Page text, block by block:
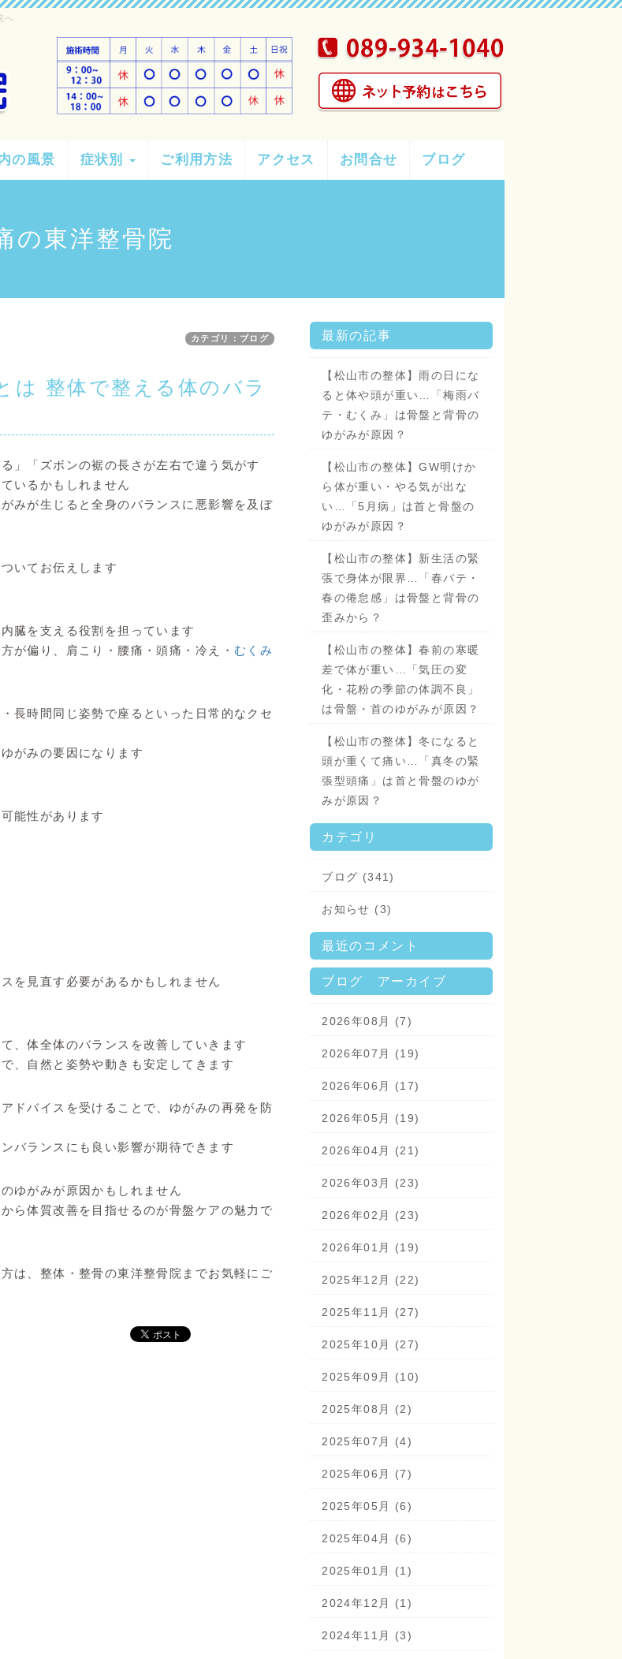
へ
の風景 症状別 ご利用方法 アクセス お問合せ ブログ
の東洋整骨院
カテゴリ：ブログ
は 整体で整える体のバラ
」「ズボンの裾の長さが左右で違う気がす
いるかもしれません
みが生じると全身のバランスに悪影響を及ぼ
いてお伝えします
臓を支える役割を担っています
が偏り、肩こり・腰痛・頭痛・冷え・ むくみ
長時間同じ姿勢で座るといった日常的なクセ
がみの要因になります
能性があります
を見直す必要があるかもしれません
、体全体のバランスを改善していきます
、自然と姿勢や動きも安定してきます
ドバイスを受けることで、ゆがみの再発を防
バランスにも良い影響が期待できます
ゆがみが原因かもしれません
ら体質改善を目指せるのが骨盤ケアの魅力で
は、整体・整骨の東洋整骨院までお気軽にご
最新の記事
【松山市の整体】雨の日にな
ると体や頭が重い…「梅雨バ
テ・むくみ」は骨盤と背骨の
ゆがみが原因？
【松山市の整体】GW明けか
ら体が重い・やる気が出な
い…「5月病」は首と骨盤の
ゆがみが原因？
【松山市の整体】新生活の緊
張で身体が限界…「春バテ・
春の倦怠感」は骨盤と背骨の
歪みから？
【松山市の整体】春前の寒暖
差で体が重い…「気圧の変
化・花粉の季節の体調不良」
は骨盤・首のゆがみが原因？
【松山市の整体】冬になると
頭が重くて痛い…「真冬の緊
張型頭痛」は首と骨盤のゆが
みが原因？
カテゴリ
ブログ (341)
お知らせ (3)
最近のコメント
ブログ アーカイブ
2026年08月 (7)
2026年07月 (19)
2026年06月 (17)
2026年05月 (19)
2026年04月 (21)
2026年03月 (23)
2026年02月 (23)
2026年01月 (19)
2025年12月 (22)
2025年11月 (27)
2025年10月 (27)
2025年09月 (10)
2025年08月 (2)
2025年07月 (4)
2025年06月 (7)
2025年05月 (6)
2025年04月 (6)
2025年01月 (1)
2024年12月 (1)
2024年11月 (3)